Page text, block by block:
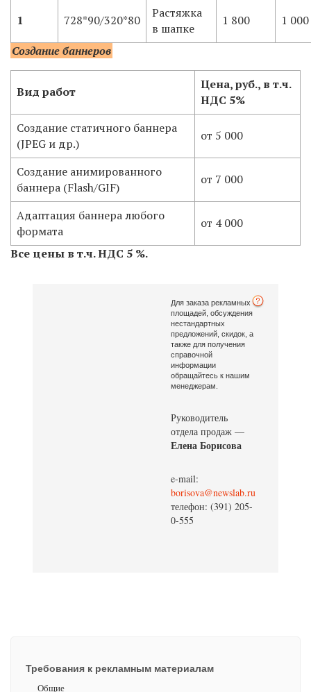
1 728*90/320*80
Растяжка
в шапке
1 800
1 000
Создание баннеров
Вид работ
Цена, руб., в т.ч.
НДС 5%
Создание статичного баннера
(JPEG и др.)
от 5 000
Создание анимированного
баннера (Flash/GIF)
от 7 000
Адаптация баннера любого
формата
от 4 000
Все цены в т.ч. НДС 5 %.
Для заказа рекламных
площадей, обсуждения
нестандартных
предложений, скидок, а
также для получения
справочной
информации
обращайтесь к нашим
менеджерам.
Руководитель
отдела продаж —
Елена Борисова
e-mail:
borisova@newslab.ru
телефон: (391) 205-
0-555
Требования к рекламным материалам
Общие